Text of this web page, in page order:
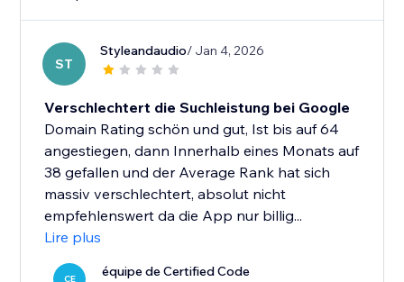
ST
Styleandaudio/ Jan 4, 2026
Verschlechtert die Suchleistung bei Google
Domain Rating schön und gut, Ist bis auf 64
angestiegen, dann Innerhalb eines Monats auf
38 gefallen und der Average Rank hat sich
massiv verschlechtert, absolut nicht
empfehlenswert da die App nur billig...
Lire plus
CE équipe de Certified Code